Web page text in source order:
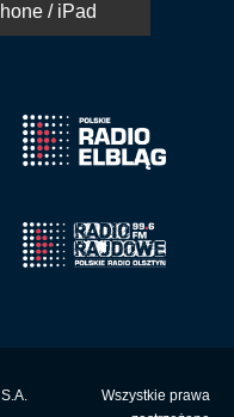
/ iPad
Wszystkie prawa